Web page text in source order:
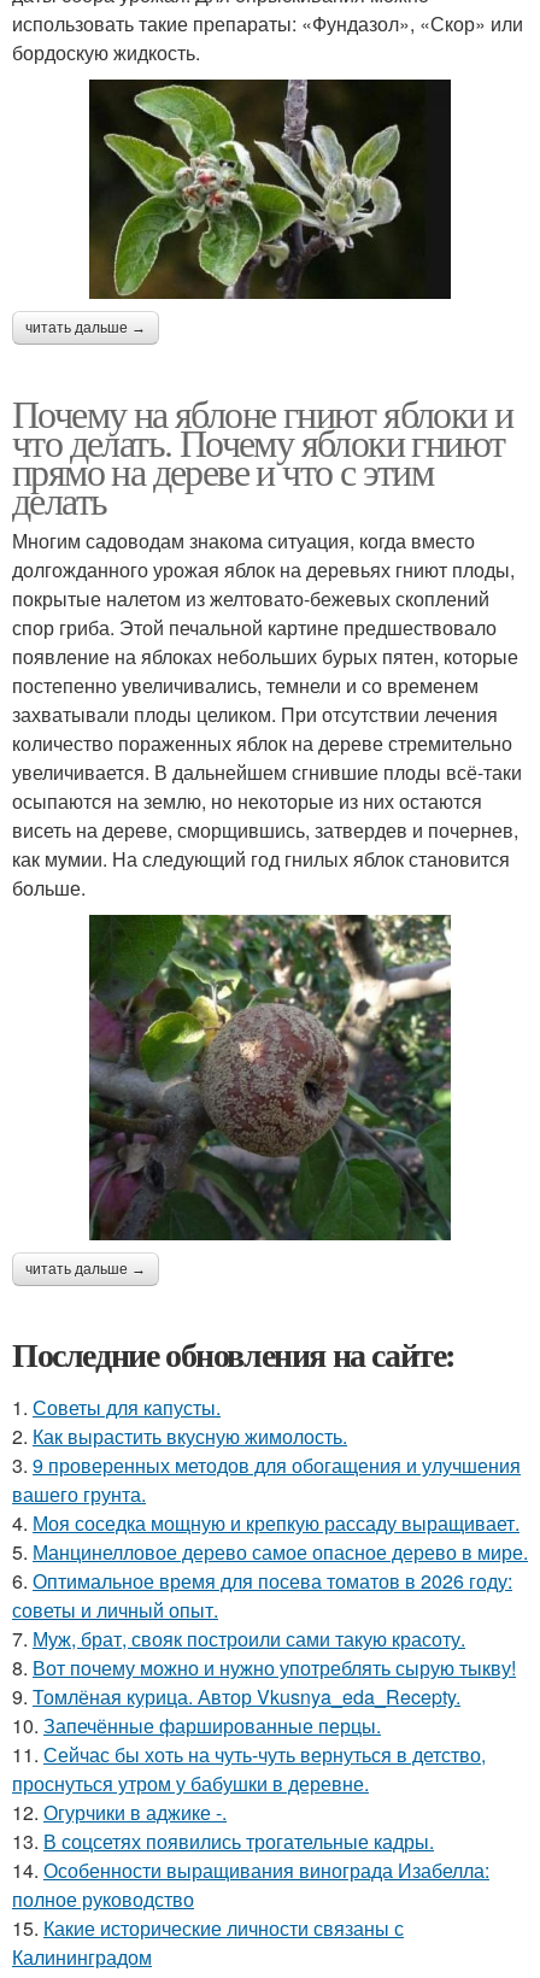
использовать такие препараты: «Фундазол», «Скор» или
бордоскую жидкость.
читать дальше →
Почему на яблоне гниют яблоки и
что делать. Почему яблоки гниют
прямо на дереве и что с этим
делать
Многим садоводам знакома ситуация, когда вместо
долгожданного урожая яблок на деревьях гниют плоды,
покрытые налетом из желтовато-бежевых скоплений
спор гриба. Этой печальной картине предшествовало
появление на яблоках небольших бурых пятен, которые
постепенно увеличивались, темнели и со временем
захватывали плоды целиком. При отсутствии лечения
количество пораженных яблок на дереве стремительно
увеличивается. В дальнейшем сгнившие плоды всё-таки
осыпаются на землю, но некоторые из них остаются
висеть на дереве, сморщившись, затвердев и почернев,
как мумии. На следующий год гнилых яблок становится
больше.
читать дальше →
Последние обновления на сайте:
1. Советы для капусты.
2. Как вырастить вкусную жимолость.
3. 9 проверенных методов для обогащения и улучшения
вашего грунта.
4. Моя соседка мощную и крепкую рассаду выращивает.
5. Манцинелловое дерево самое опасное дерево в мире.
6. Оптимальное время для посева томатов в 2026 году:
советы и личный опыт.
7. Муж, брат, свояк построили сами такую красоту.
8. Вот почему можно и нужно употреблять сырую тыкву!
9. Томлёная курица. Автор Vkusnya_eda_Recepty.
10. Запечённые фаршированные перцы.
11. Сейчас бы хоть на чуть-чуть вернуться в детство,
проснуться утром у бабушки в деревне.
12. Огурчики в аджике -.
13. В соцсетях появились трогательные кадры.
14. Особенности выращивания винограда Изабелла:
полное руководство
15. Какие исторические личности связаны с
Калининградом